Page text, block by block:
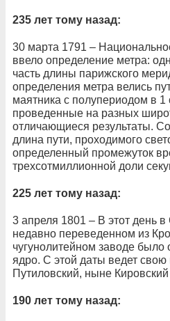
235 лет тому назад:
30 марта 1791 –
ввело определение метра:
часть длины парижского
определения метра велись
маятника с полупериодом в 1
проведенные на разных
отличающиеся результаты.
длина пути, проходимого
определенный промежуток
трехсотмиллионной доли
225 лет тому назад:
3 апреля 1801 – В этот день в
недавно переведенном из
чугунолитейном заводе было
ядро. С этой даты ведет
Путиловский, ныне Кировский
190 лет тому назад: